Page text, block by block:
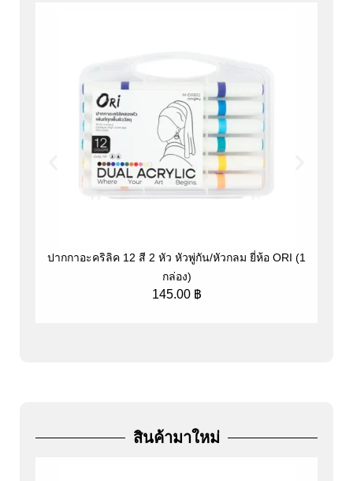
ปากกาอะคริลิค 12 สี 2 หัว หัวพู่กัน/หัวกลม ยี่ห้อ ORI (1
กล่อง)
145.00 ฿
สินค้ามาใหม่